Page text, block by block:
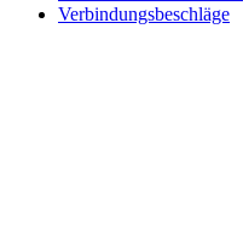
Verbindungsbeschläge